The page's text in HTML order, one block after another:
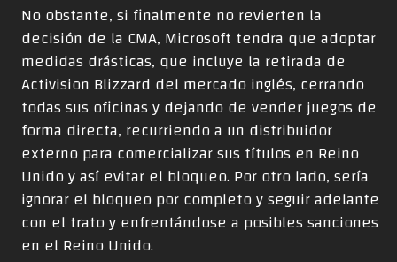
No obstante, si finalmente no revierten la
decisión de la CMA, Microsoft tendra que adoptar
medidas drásticas, que incluye la retirada de
Activision Blizzard del mercado inglés, cerrando
todas sus oficinas y dejando de vender juegos de
forma directa, recurriendo a un distribuidor
externo para comercializar sus títulos en Reino
Unido y así evitar el bloqueo. Por otro lado, sería
ignorar el bloqueo por completo y seguir adelante
con el trato y enfrentándose a posibles sanciones
en el Reino Unido.